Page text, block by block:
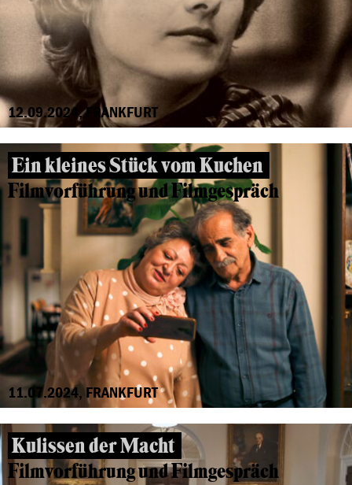
12.09.2024, FRANKFURT
Ein kleines Stück vom Kuchen
Filmvorführung und Filmgespräch
11.07.2024, FRANKFURT
Kulissen der Macht
Filmvorführung und Filmgespräch